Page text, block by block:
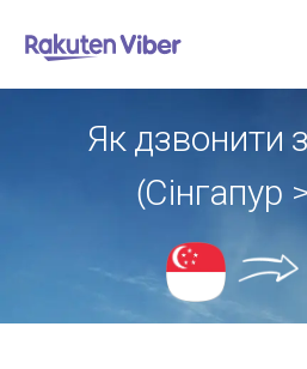
Як дзвонити
(Сінгапур